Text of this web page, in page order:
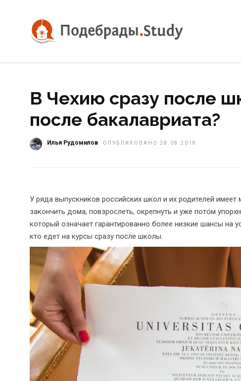
В Чехию сразу после
после бакалавриата?
Илья Рудомилов ОПУБЛИКОВАНО 28.08.2018
У ряда выпускников российских школ и их родителей
закончить дома, повзрослеть, окрепнуть и уже потом
который означает гарантированно более низкие шансы на
кто едет на курсы сразу после школы.